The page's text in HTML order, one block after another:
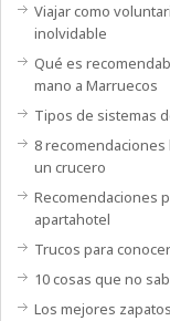
Viajar como
inolvidable
Qué es
mano a Marruecos
Tipos de sistemas
8
un crucero
Recomendaciones
apartahotel
Trucos para
10 cosas que no
Los mejores